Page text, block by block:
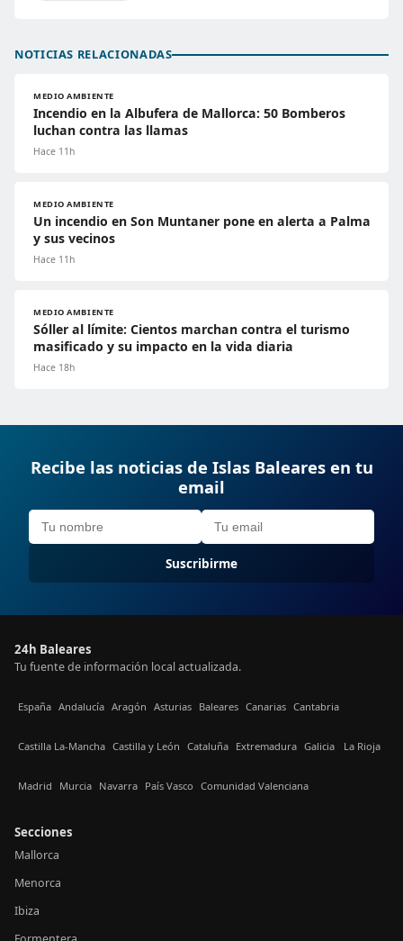
NOTICIAS RELACIONADAS
MEDIO AMBIENTE
Incendio en la Albufera de Mallorca: 50 Bomberos
luchan contra las llamas
Hace 11h
MEDIO AMBIENTE
Un incendio en Son Muntaner pone en alerta a Palma
y sus vecinos
Hace 11h
MEDIO AMBIENTE
Sóller al límite: Cientos marchan contra el turismo
masificado y su impacto en la vida diaria
Hace 18h
Recibe las noticias de Islas Baleares en tu
email
Suscribirme
24h Baleares
Tu fuente de información local actualizada.
España Andalucía Aragón Asturias Baleares Canarias Cantabria
Castilla La-Mancha Castilla y León Cataluña Extremadura Galicia La Rioja
Madrid Murcia Navarra País Vasco Comunidad Valenciana
Secciones
Mallorca
Menorca
Ibiza